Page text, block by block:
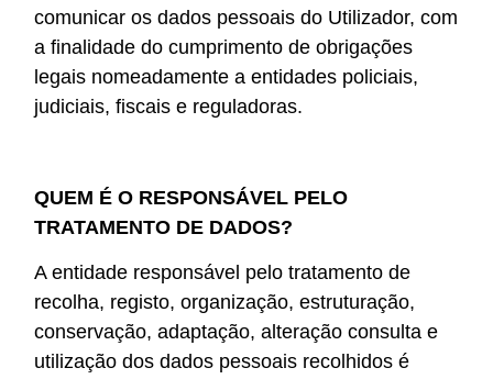
comunicar os dados pessoais do Utilizador, com
a finalidade do cumprimento de obrigações
legais nomeadamente a entidades policiais,
judiciais, fiscais e reguladoras.
QUEM É O RESPONSÁVEL PELO
TRATAMENTO DE DADOS?
A entidade responsável pelo tratamento de
recolha, registo, organização, estruturação,
conservação, adaptação, alteração consulta e
utilização dos dados pessoais recolhidos é